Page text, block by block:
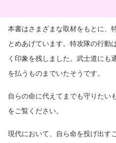
本書はさまざまな取材をもとに、
とめあげています。特攻隊の行動
く印象を残しました。武士道にも
を払うものまでいたそうです。
自らの命に代えてまでも守りたい
をご覧ください。
現代において、自ら命を投げ出す